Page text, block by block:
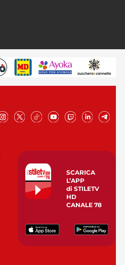
SCARICA
L’APP
di STILETV
HD
CANALE 78